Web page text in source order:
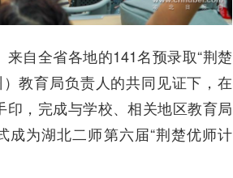
自全省各地的141名预录取“荆楚
教育局负责人的共同见证下，在
，完成与学校、相关地区教育局
为湖北二师第六届“荆楚优师计